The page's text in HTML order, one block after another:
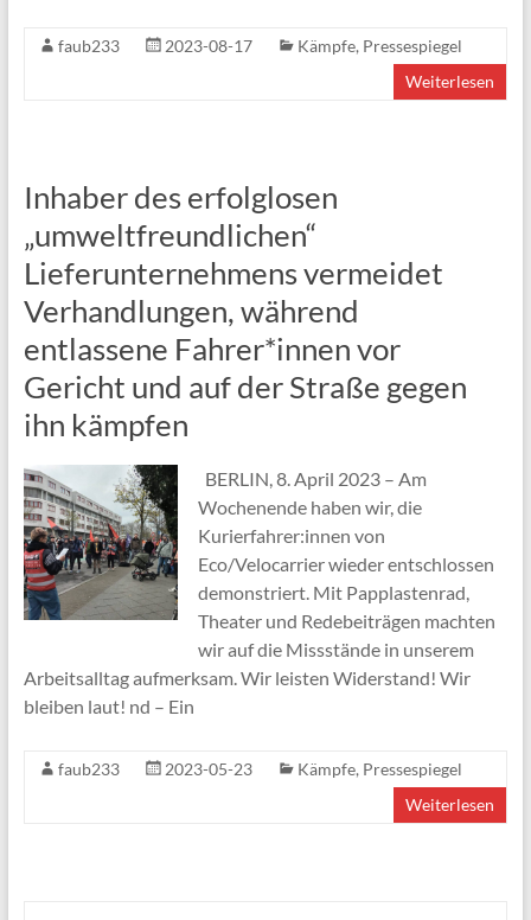
faub233 2023-08-17 Kämpfe, Pressespiegel
Weiterlesen
Inhaber des erfolglosen
„umweltfreundlichen“
Lieferunternehmens vermeidet
Verhandlungen, während
entlassene Fahrer*innen vor
Gericht und auf der Straße gegen
ihn kämpfen
BERLIN, 8. April 2023 – Am
Wochenende haben wir, die
Kurierfahrer:innen von
Eco/Velocarrier wieder entschlossen
demonstriert. Mit Papplastenrad,
Theater und Redebeiträgen machten
wir auf die Missstände in unserem
Arbeitsalltag aufmerksam. Wir leisten Widerstand! Wir
bleiben laut! nd – Ein
faub233 2023-05-23 Kämpfe, Pressespiegel
Weiterlesen